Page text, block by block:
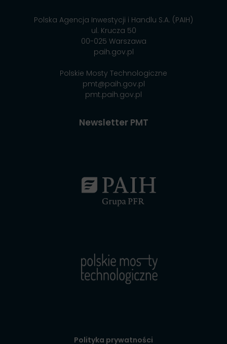
Polska Agencja Inwestycji i Handlu S.A. (PAIH)
ul. Krucza 50
00-025 Warszawa
paih.gov.pl
Polskie Mosty Technologiczne
pmt@paih.gov.pl
pmt.paih.gov.pl
Newsletter PMT
Polityka prywatności